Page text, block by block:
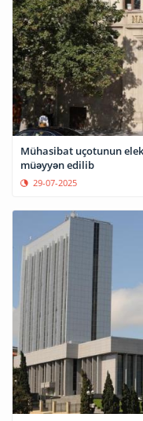
Mühasibat uçotunun
müəyyən edilib
29-07-2025